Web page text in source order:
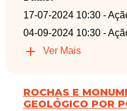
17-07-2024 10:30 -
04-09-2024 10:30 -
Ver Mais
ROCHAS E
GEOLÓGICO POR